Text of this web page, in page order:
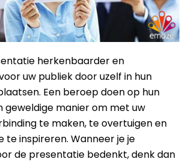
herkenbaarder en
uw publiek door uzelf in hun
Een beroep doen op hun
geweldige manier om met uw
te maken, te overtuigen en
inspireren. Wanneer je je
de presentatie bedenkt, denk dan